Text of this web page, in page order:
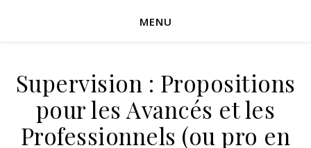
MENU
Supervision : Propositions
pour les Avancés et les
Professionnels (ou pro en